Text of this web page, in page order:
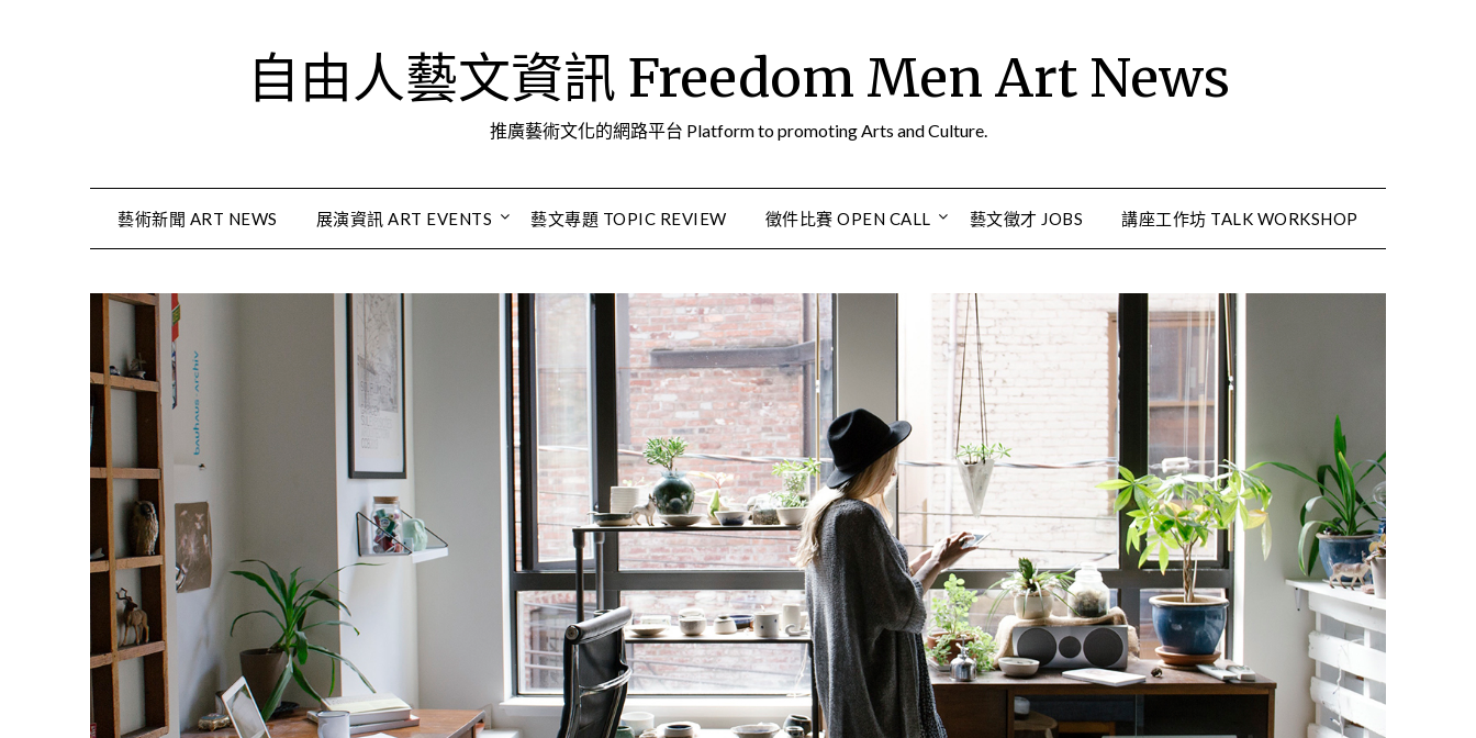
自由人藝文資訊 Freedom Men Art News
推廣藝術文化的網路平台 Platform to promoting Arts and Culture.
藝術新聞 ART NEWS 展演資訊 ART EVENTS 藝文專題 TOPIC REVIEW 徵件比賽 OPEN CALL 藝文徵才 JOBS 講座工作坊 TALK WORKSHOP